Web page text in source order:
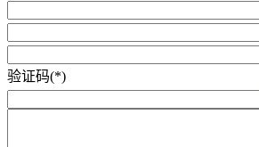
验证码(*)